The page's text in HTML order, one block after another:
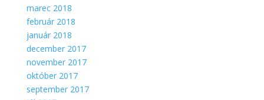
marec 2018
február 2018
január 2018
december 2017
november 2017
október 2017
september 2017